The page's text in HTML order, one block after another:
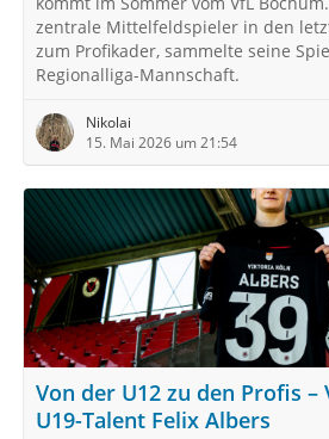
zentrale Mittelfeldspieler in den
zum Profikader, sammelte seine
Regionalliga-Mannschaft.
Nikolai
15. Mai 2026 um 21:54
Von der U12 zu den Profis
U19-Talent Felix Albers